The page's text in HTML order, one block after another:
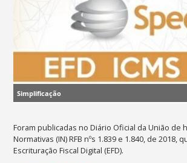
Simplificação
Foram publicadas no Diário Oficial da União de
Normativas (IN) RFB nºs 1.839 e 1.840, de 2018,
Escrituração Fiscal Digital (EFD).